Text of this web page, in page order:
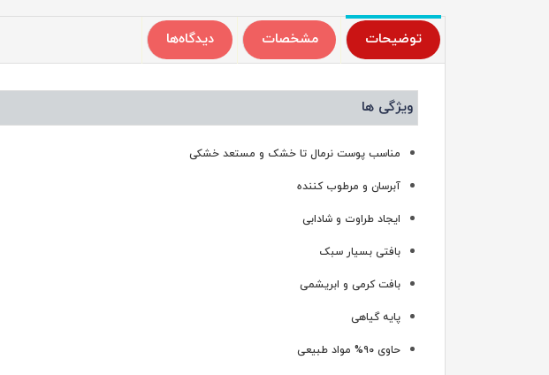
توضیحات مشخصات دیدگاه‌ها
ویژگی ها
مناسب پوست نرمال تا خشک و مستعد خشکی
آبرسان و مرطوب کننده
ایجاد طراوت و شادابی
بافتی بسیار سبک
بافت کرمی و ابریشمی
پایه گیاهی
حاوی ۹۰% مواد طبیعی